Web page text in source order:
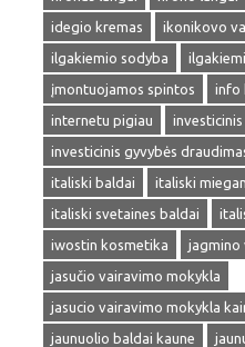
idegio kremas
ikonikovo
ilgakiemio sodyba
įmontuojamos spintos
info
internetu pigiau
investicinis gyvybės
italiski baldai
italiski
italiski svetaines baldai
iwostin kosmetika
jagmino
jasučio vairavimo mokykla
jasucio vairavimo mokykla
jaunuolio baldai kaune